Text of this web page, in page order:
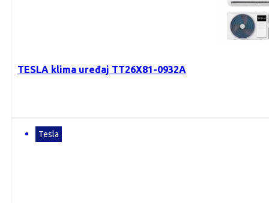
TESLA klima uređaj TT26X81-0932A
Tesla